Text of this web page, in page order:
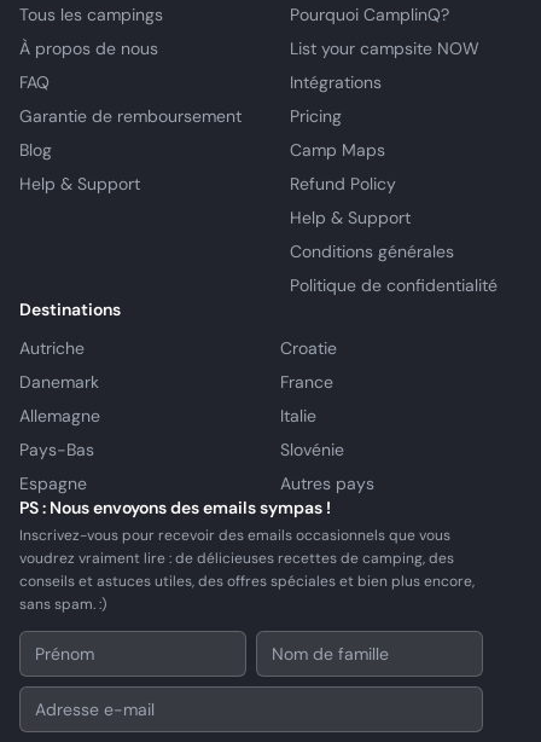
Tous les campings
À propos de nous
FAQ
Garantie de remboursement
Blog
Help & Support
Pourquoi CamplinQ?
List your campsite NOW
Intégrations
Pricing
Camp Maps
Refund Policy
Help & Support
Conditions générales
Politique de confidentialité
Destinations
Autriche
Croatie
Danemark
France
Allemagne
Italie
Pays-Bas
Slovénie
Espagne
Autres pays
PS : Nous envoyons des emails sympas !
Inscrivez-vous pour recevoir des emails occasionnels que vous
voudrez vraiment lire : de délicieuses recettes de camping, des
conseils et astuces utiles, des offres spéciales et bien plus encore,
sans spam. :)